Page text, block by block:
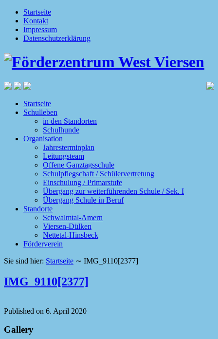
Startseite
Kontakt
Impressum
Datenschutzerklärung
Startseite
Schulleben
in den Standorten
Schulhunde
Organisation
Jahresterminplan
Leitungsteam
Offene Ganztagsschule
Schulpflegschaft / Schülervertretung
Einschulung / Primarstufe
Übergang zur weiterführenden Schule / Sek. I
Übergang Schule in Beruf
Standorte
Schwalmtal-Amern
Viersen-Dülken
Nettetal-Hinsbeck
Förderverein
Sie sind hier: Startseite ∼ IMG_9110[2377]
IMG_9110[2377]
Published on 6. April 2020
Gallery